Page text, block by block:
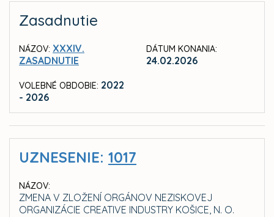
Zasadnutie
NÁZOV: XXXIV.
ZASADNUTIE
VOLEBNÉ OBDOBIE: 2022
- 2026
DÁTUM KONANIA:
24.02.2026
UZNESENIE: 1017
NÁZOV:
ZMENA V ZLOŽENÍ ORGÁNOV NEZISKOVEJ
ORGANIZÁCIE CREATIVE INDUSTRY KOŠICE, N. O.